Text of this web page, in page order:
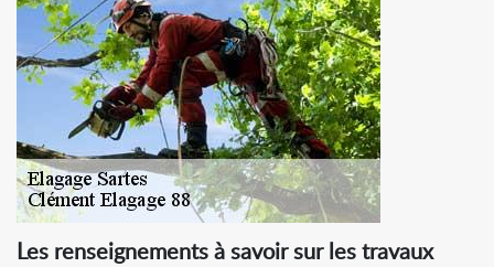
Les renseignements à savoir sur les travaux